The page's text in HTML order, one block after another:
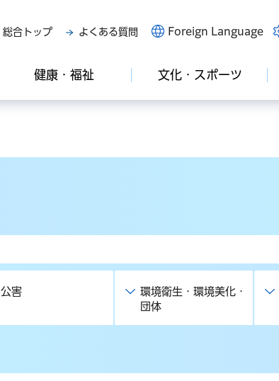
総合トップ よくある質問 Foreign Language
健康・福祉 文化・スポーツ
公害
環境衛生・環境美化・
団体